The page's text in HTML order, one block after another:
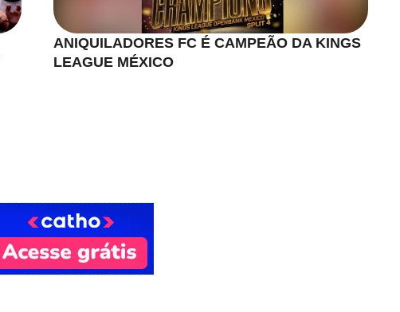
ANIQUILADORES FC É CAMPEÃO DA KINGS
LEAGUE MÉXICO